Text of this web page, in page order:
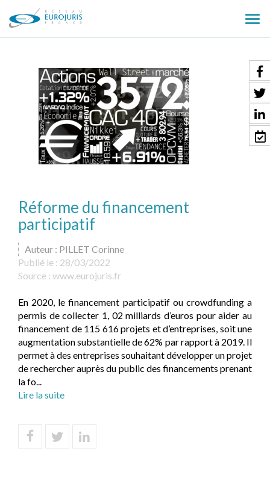
le
Réforme du financement
participatif
Auteur : PILLET Corinne
Publié le : 28/03/2022
Source : www.eurojuris.fr
En 2020, le financement participatif ou crowdfunding a
permis de collecter 1, 02 milliards d’euros pour aider au
financement de 115 616 projets et d’entreprises, soit une
augmentation substantielle de 62% par rapport à 2019. Il
permet à des entreprises souhaitant développer un projet
de rechercher auprès du public des financements prenant
la fo...
Lire la suite